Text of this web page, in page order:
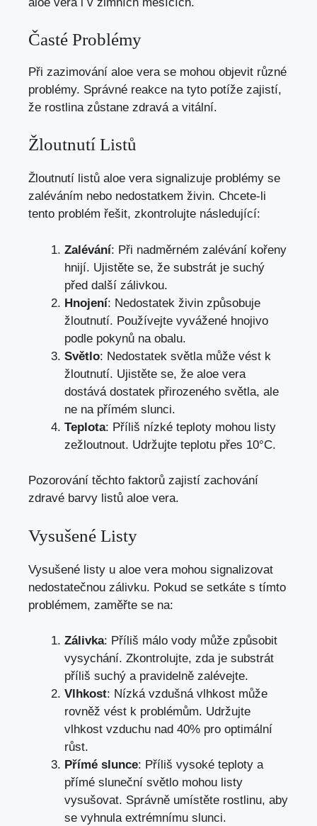
aloe vera i v zimních měsících.
Časté Problémy
Při zazimování aloe vera se mohou objevit různé
problémy. Správné reakce na tyto potíže zajistí,
že rostlina zůstane zdravá a vitální.
Žloutnutí Listů
Žloutnutí listů aloe vera signalizuje problémy se
zaléváním nebo nedostatkem živin. Chcete-li
tento problém řešit, zkontrolujte následující:
Zalévání: Při nadměrném zalévání kořeny
hnijí. Ujistěte se, že substrát je suchý
před další zálivkou.
Hnojení: Nedostatek živin způsobuje
žloutnutí. Používejte vyvážené hnojivo
podle pokynů na obalu.
Světlo: Nedostatek světla může vést k
žloutnutí. Ujistěte se, že aloe vera
dostává dostatek přirozeného světla, ale
ne na přímém slunci.
Teplota: Příliš nízké teploty mohou listy
zežloutnout. Udržujte teplotu přes 10°C.
Pozorování těchto faktorů zajistí zachování
zdravé barvy listů aloe vera.
Vysušené Listy
Vysušené listy u aloe vera mohou signalizovat
nedostatečnou zálivku. Pokud se setkáte s tímto
problémem, zaměřte se na:
Zálivka: Příliš málo vody může způsobit
vysychání. Zkontrolujte, zda je substrát
příliš suchý a pravidelně zalévejte.
Vlhkost: Nízká vzdušná vlhkost může
rovněž vést k problémům. Udržujte
vlhkost vzduchu nad 40% pro optimální
růst.
Přímé slunce: Příliš vysoké teploty a
přímé sluneční světlo mohou listy
vysušovat. Správně umístěte rostlinu, aby
se vyhnula extrémnímu slunci.